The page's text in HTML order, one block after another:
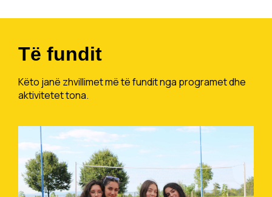
Të fundit
Këto janë zhvillimet më të fundit nga programet dhe
aktivitetet tona.